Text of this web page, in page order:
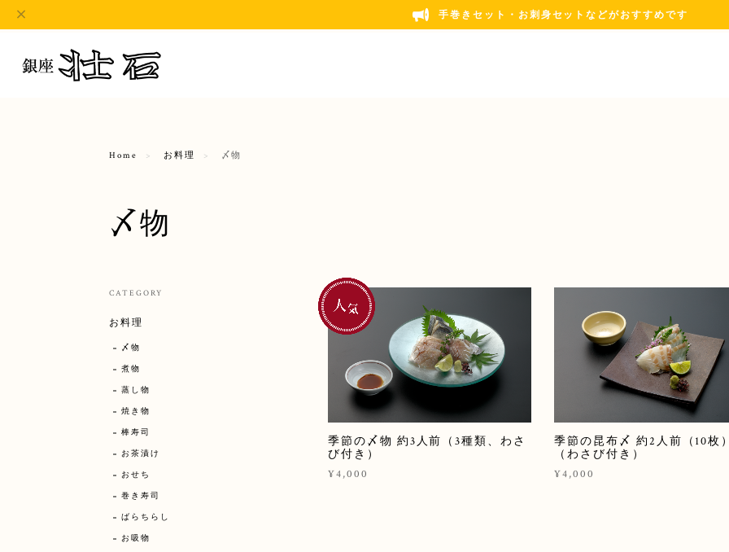
手巻きセット・お刺身セットなどがおすすめです
Home お料理 〆物
〆物
季節の〆物 約3人前（3種類、わさ
び付き）
¥4,000
季節の昆布〆 約2人前（10枚
（わさび付き）
¥4,000
CATEGORY
お料理
〆物
煮物
蒸し物
焼き物
棒寿司
お茶漬け
おせち
巻き寿司
ばらちらし
お吸物